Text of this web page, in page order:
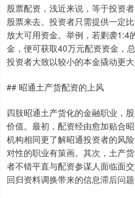
股票配资，浅近来说，等于投资
股票来去。投资者只需提供一定
放大可用资金。举例，若剿袭1:4
金，便可获取40万元配资资金，
投资者大致以较小的本金撬动更大
## 昭通土产货配资的上风
四肢昭通土产货化的金融职业，
价值。最初，配资经由愈加贴合
机构相同更了解昭通投资者的风
对性的职业有策画。其次，土产
者不错平直与配资参谋人面临面
回归资料调换带来的信息滞后问题